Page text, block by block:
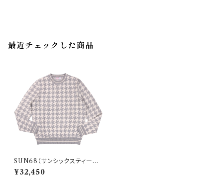
最近チェックした商品
SUN68（サンシックスティーエ
イト） 丸首セーター K42138 3
0131
¥32,450